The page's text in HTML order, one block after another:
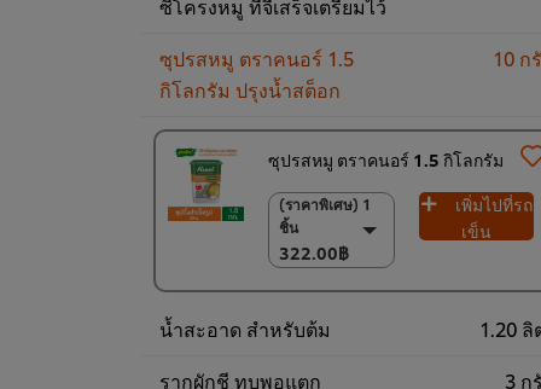
ซี่โครงหมู ที่จี่เสร็จเตรียมไว้
ซุปรสหมู ตราคนอร์ 1.5
กิโลกรัม ปรุงน้ำสต็อก
10 ก
ซุปรสหมู ตราคนอร์ 1.5 กิโลกรัม
(ราคาพิเศษ) 1
ชิ้น
322.00฿
(ราคาพิเศษ) 1 ชิ้น
322.00฿
(ลด 5%) แพ็ค 6
เพิ่มไปที่รถ
เข็น
น้ำสะอาด สำหรับต้ม
1.20 ลิ
รากผักชี ทุบพอแตก
3 ก